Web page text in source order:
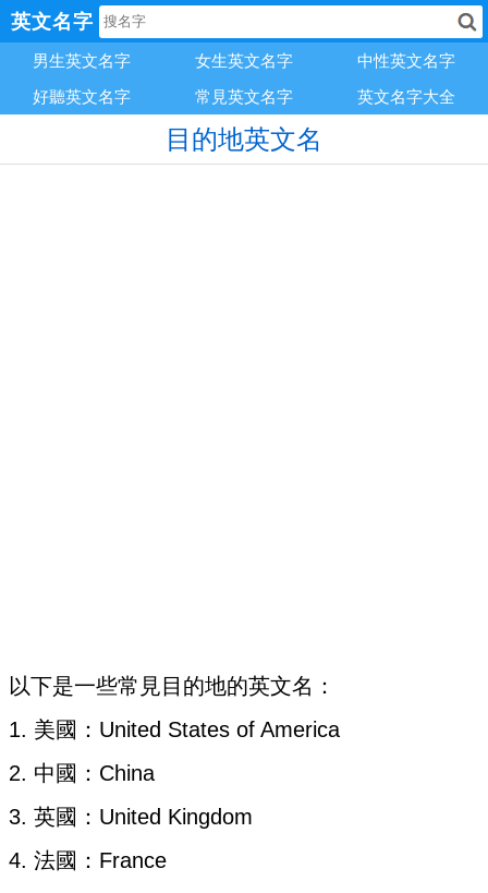
英文名字
男生英文名字 女生英文名字
中性英文名字
好聽英文名字
常見英文名字 英文名字大全
目的地英文名
以下是一些常見目的地的英文名：
1. 美國：United States of America
2. 中國：China
3. 英國：United Kingdom
4. 法國：France